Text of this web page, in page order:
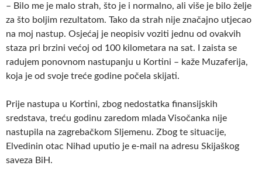
– Bilo me je malo strah, što je i normalno, ali više je bilo želje
za što boljim rezultatom. Tako da strah nije značajno utjecao
na moj nastup. Osjećaj je neopisiv voziti jednu od ovakvih
staza pri brzini većoj od 100 kilometara na sat. I zaista se
radujem ponovnom nastupanju u Kortini – kaže Muzaferija,
koja je od svoje treće godine počela skijati.
Prije nastupa u Kortini, zbog nedostatka finansijskih
sredstava, treću godinu zaredom mlada Visočanka nije
nastupila na zagrebačkom Sljemenu. Zbog te situacije,
Elvedinin otac Nihad uputio je e-mail na adresu Skijaškog
saveza BiH.